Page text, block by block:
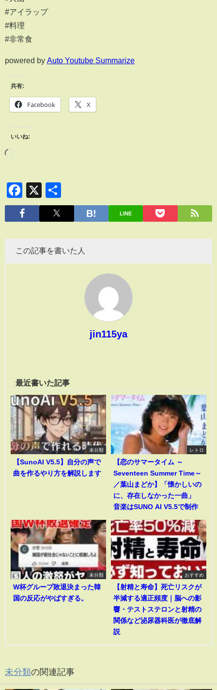
#アイラップ
#料理
#非常食
powered by Auto Youtube Summarize
共有:
Facebook X
いいね:
Facebook
X
有
LINE
この記事を書いた人
jin115ya
最近書いた記事
未分類
【SunoAI V5.5】自分の声で
曲を作るやり方を解説します
レトロ
【恋のサマータイム ～
Seventeen Summer Time～
／葉山まどか】「懐かしいの
に、存在しなかった一曲」
音楽はSUNO AI V5.5で制作
未分類
W杯グループ敗退決まった韓
国の反応がやばすぎる。
おすすめ
【射精と寿命】死亡リスクが
半減する適正頻度｜脳への影
響・テストステロンと射精の
関係など泌尿器科医が徹底解
説
未分類の関連記事